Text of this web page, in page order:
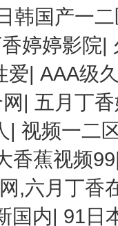
韩国产一
婷婷影院|
爱| AAA级
| 五月丁
| 视频一二
香蕉视频99
,六月丁香
国内| 91日